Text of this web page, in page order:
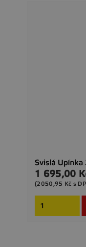
Svislá Upínka
Cena
1 695,00
(2050,95 Kč s